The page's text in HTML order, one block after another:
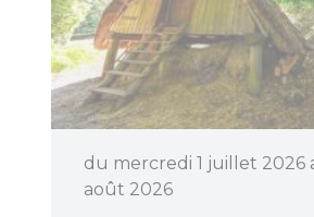
du mercredi 1 juillet 2026
août 2026